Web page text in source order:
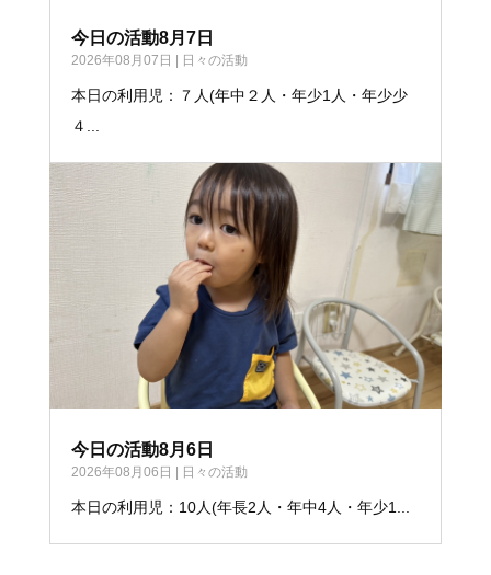
今日の活動8月7日
2026年08月07日 | 日々の活動
本日の利用児：７人(年中２人・年少1人・年少少
４...
今日の活動8月6日
2026年08月06日 | 日々の活動
本日の利用児：10人(年長2人・年中4人・年少1...